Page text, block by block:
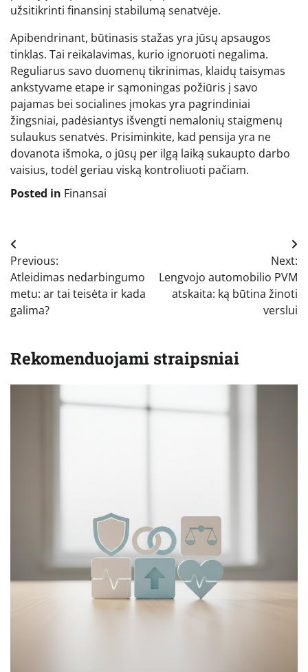
užsitikrinti finansinį stabilumą senatvėje.
Apibendrinant, būtinasis stažas yra jūsų apsaugos
tinklas. Tai reikalavimas, kurio ignoruoti negalima.
Reguliarus savo duomenų tikrinimas, klaidų taisymas
ankstyvame etape ir sąmoningas požiūris į savo
pajamas bei socialines įmokas yra pagrindiniai
žingsniai, padėsiantys išvengti nemalonių staigmenų
sulaukus senatvės. Prisiminkite, kad pensija yra ne
dovanota išmoka, o jūsų per ilgą laiką sukaupto darbo
vaisius, todėl geriau viską kontroliuoti pačiam.
Posted in Finansai
Navigacija
tarp
įrašų
Previous:
Atleidimas nedarbingumo
metu: ar tai teisėta ir kada
galima?
Next:
Lengvojo automobilio PVM
atskaita: ką būtina žinoti
verslui
Rekomenduojami straipsniai